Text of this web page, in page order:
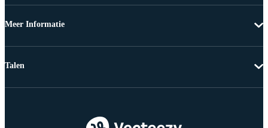
Meer Informatie
Talen